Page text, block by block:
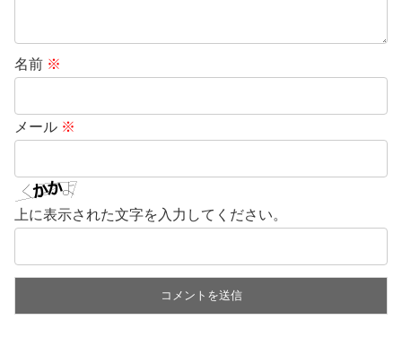
名前 ※
メール ※
上に表示された文字を入力してください。